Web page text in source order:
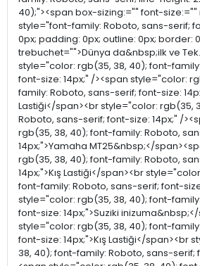
40);"><span box-sizing:="" font-
style="font-family: Roboto, sans-serif;
0px; padding: 0px; outline: 0px; border:
trebuchet="">Dünya da&nbsp;ilk ve
style="color: rgb(35, 38, 40); font-
font-size: 14px;" /><span style="color:
family: Roboto, sans-serif; font-size:
Lastiği</span><br style="color: rgb(35,
Roboto, sans-serif; font-size: 14px;" /
rgb(35, 38, 40); font-family: Roboto,
14px;">Yamaha MT25&nbsp;</
rgb(35, 38, 40); font-family: Roboto,
14px;">Kış Lastiği</span><br
font-family: Roboto, sans-serif; font-
style="color: rgb(35, 38, 40); font-
font-size: 14px;">Suziki
style="color: rgb(35, 38, 40); font-
font-size: 14px;">Kış Lastiği</span><br
38, 40); font-family: Roboto, sans-serif;